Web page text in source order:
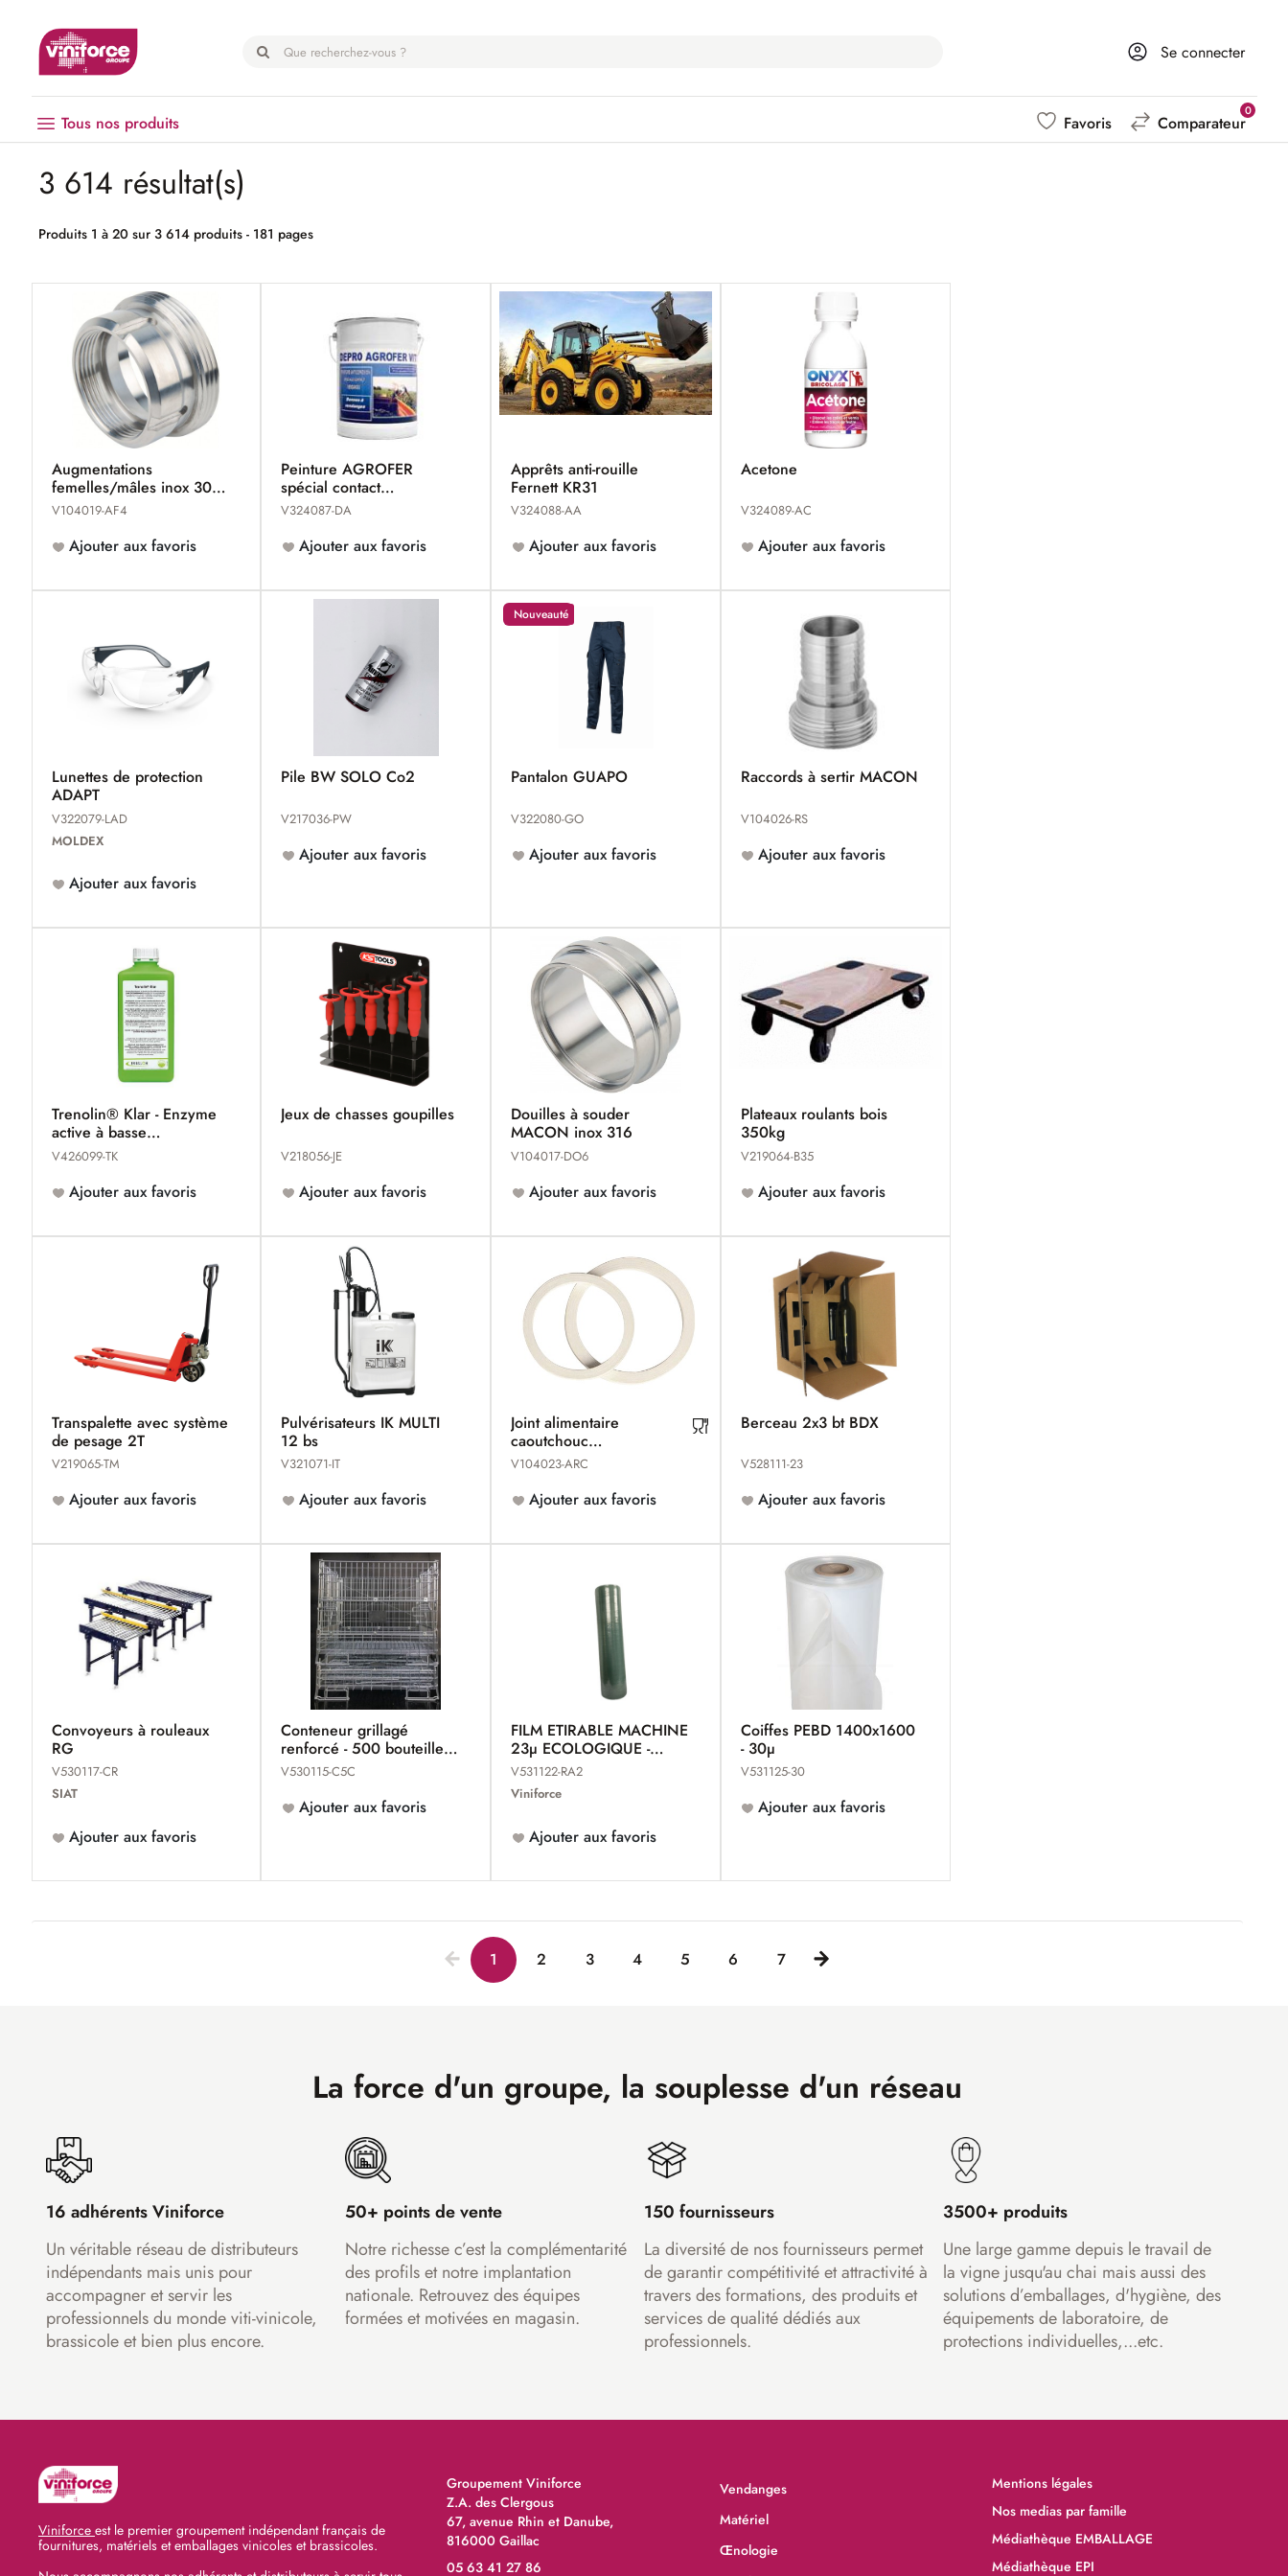
Se connecter
Tous nos produits
Vendanges
Hygiène
EPI
Emballage
Microbrasserie
Palissage
Favoris Comparateur
0
3 614 résultat(s)
Produits 1 à 20 sur 3 614 produits - 181 pages
Augmentations
femelles/mâles inox 304
MACON
V104019-AF4
Ajouter aux favoris
Peinture AGROFER
spécial contact
alimentaire
V324087-DA
Ajouter aux favoris
Apprêts anti-rouille
Fernett KR31
V324088-AA
Ajouter aux favoris
Acetone
V324089-AC
Ajouter aux favoris
Lunettes de protection
ADAPT
V322079-LAD
MOLDEX
Ajouter aux favoris
Pile BW SOLO Co2
V217036-PW
Ajouter aux favoris
Nouveauté
Pantalon GUAPO
V322080-GO
Ajouter aux favoris
Raccords à sertir MACON
V104026-RS
Ajouter aux favoris
Trenolin® Klar - Enzyme
active à basse
température
V426099-TK
Ajouter aux favoris
Jeux de chasses goupilles
V218056-JE
Ajouter aux favoris
Douilles à souder
MACON inox 316
V104017-DO6
Ajouter aux favoris
Plateaux roulants bois
350kg
V219064-B35
Ajouter aux favoris
Transpalette avec système
de pesage 2T
V219065-TM
Ajouter aux favoris
Pulvérisateurs IK MULTI
12 bs
V321071-IT
Ajouter aux favoris
Joint alimentaire
caoutchouc
d'augmentation-réduction
V104023-ARC
Ajouter aux favoris
Berceau 2x3 bt BDX
V528111-23
Ajouter aux favoris
Convoyeurs à rouleaux
RG
V530117-CR
SIAT
Ajouter aux favoris
Conteneur grillagé
renforcé - 500 bouteilles
Champagne
V530115-C5C
Ajouter aux favoris
FILM ETIRABLE MACHINE
23µ ECOLOGIQUE -
VINIFILM
V531122-RA2
Viniforce
Ajouter aux favoris
Coiffes PEBD 1400x1600
- 30µ
V531125-30
Ajouter aux favoris
1 2 3 4 5 6 7
La force d'un groupe, la souplesse d'un réseau
16 adhérents Viniforce
Un véritable réseau de distributeurs
indépendants mais unis pour
accompagner et servir les
professionnels du monde viti-vinicole,
brassicole et bien plus encore.
50+ points de vente
Notre richesse c’est la complémentarité
des profils et notre implantation
nationale. Retrouvez des équipes
formées et motivées en magasin.
150 fournisseurs
La diversité de nos fournisseurs permet
de garantir compétitivité et attractivité à
travers des formations, des produits et
services de qualité dédiés aux
professionnels.
3500+ produits
Une large gamme depuis le travail de
la vigne jusqu'au chai mais aussi des
solutions d’emballages, d'hygiène, des
équipements de laboratoire, de
protections individuelles,...etc.
Viniforce est le premier groupement indépendant français de
fournitures, matériels et emballages vinicoles et brassicoles.
Groupement Viniforce
Z.A. des Clergous
67, avenue Rhin et Danube,
816000 Gaillac
05 63 41 27 86
Vendanges
Matériel
Œnologie
Mentions légales
Nos medias par famille
Médiathèque EMBALLAGE
Médiathèque EPI